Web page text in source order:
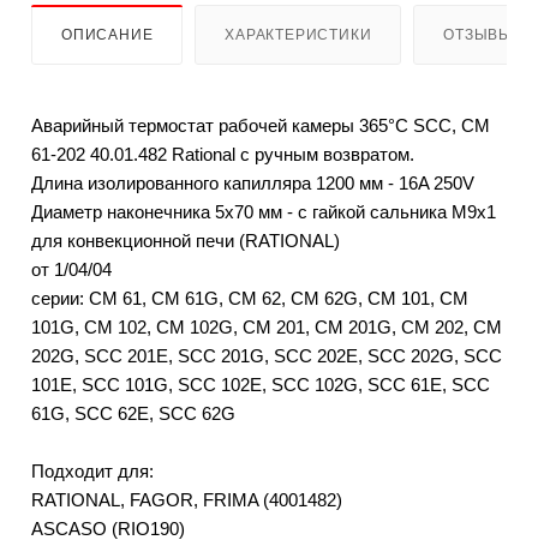
ОПИСАНИЕ ХАРАКТЕРИСТИКИ ОТЗЫВЫ
Аварийный термостат рабочей камеры 365°C SCC, CM
61-202 40.01.482 Rational с ручным возвратом.
Длина изолированного капилляра 1200 мм - 16A 250V
Диаметр наконечника 5x70 мм - с гайкой сальника M9x1
для конвекционной печи (RATIONAL)
от 1/04/04
серии: CM 61, CM 61G, CM 62, CM 62G, CM 101, CM
101G, CM 102, CM 102G, CM 201, CM 201G, CM 202, CM
202G, SCC 201E, SCC 201G, SCC 202E, SCC 202G, SCC
101E, SCC 101G, SCC 102E, SCC 102G, SCC 61E, SCC
61G, SCC 62E, SCC 62G
Подходит для:
RATIONAL, FAGOR, FRIMA (4001482)
ASCASO (RIO190)